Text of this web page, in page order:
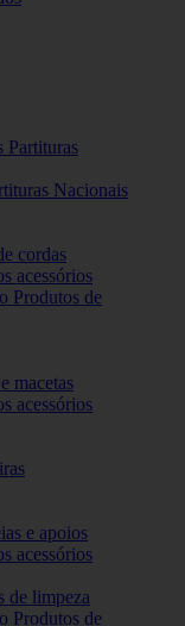
Partituras
Nacionais
cordas
acessórios
Produtos de
macetas
acessórios
e apoios
acessórios
de limpeza
Produtos de